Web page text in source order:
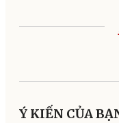
Ý KIẾN CỦA